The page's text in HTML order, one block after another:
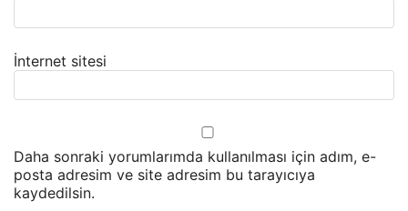
İnternet sitesi
Daha sonraki yorumlarımda kullanılması için adım, e-
posta adresim ve site adresim bu tarayıcıya
kaydedilsin.